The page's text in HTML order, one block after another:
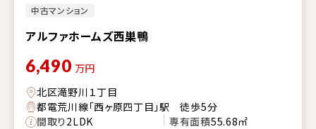
中古マンション
アルファホームズ西巣鴨
6,490 万円
北区滝野川１丁目
都電荒川線「西ヶ原四丁目」駅 徒歩5分
間取り2LDK 専有面積55.68㎡